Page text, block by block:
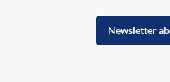
Newsletter